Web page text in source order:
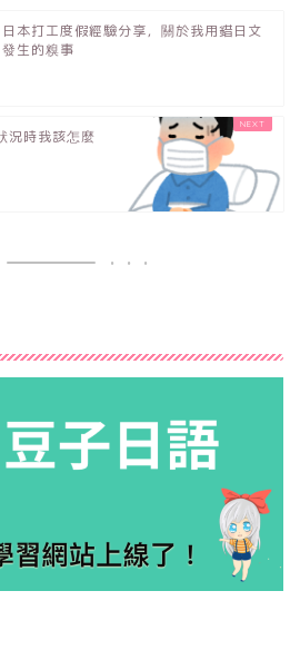
日本打工度假經驗分享，關於我用錯日文
發生的糗事
況時我該怎麼